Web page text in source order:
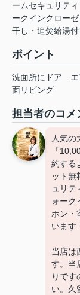
ームセキュリテ
ークインクロー
干し・追焚給湯
ポイント
洗面所にドア
面リビング
担当者のコメ
人気の
「
約する
ット無
ュリテ
ォーク
ホン・
います
当店は
す。当
りです
い。久